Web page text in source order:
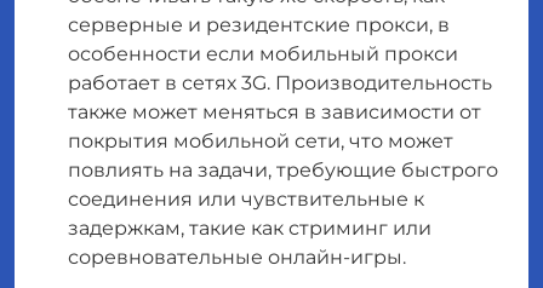
серверные и резидентские прокси, в
особенности если мобильный прокси
работает в сетях 3G. Производительность
также может меняться в зависимости от
покрытия мобильной сети, что может
повлиять на задачи, требующие быстрого
соединения или чувствительные к
задержкам, такие как стриминг или
соревновательные онлайн-игры.